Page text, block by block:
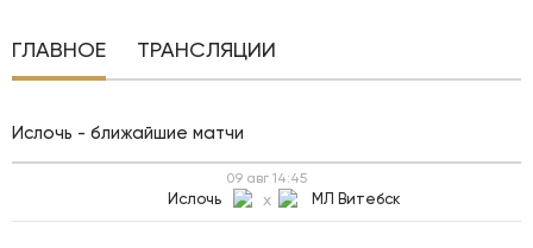
ГЛАВНОЕ ТРАНСЛЯЦИИ
Ислочь - ближайшие матчи
09 авг 14:45
Ислочь x МЛ Витебск